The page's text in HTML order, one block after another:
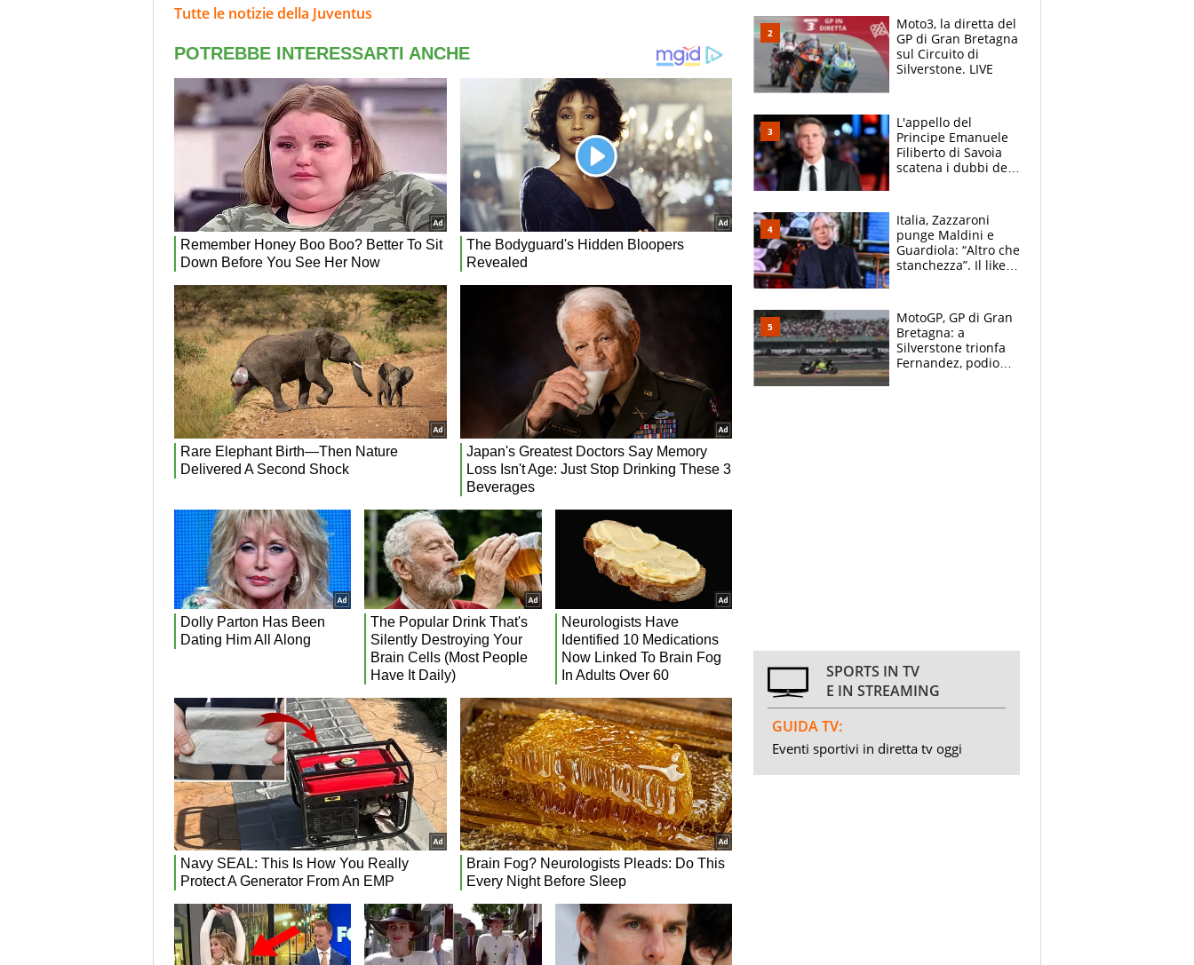
Tutte le notizie della Juventus
Moto3, la diretta del
GP di Gran Bretagna
sul Circuito di
Silverstone. LIVE
L'appello del
Principe Emanuele
Filiberto di Savoia
scatena i dubbi dei
Italia, Zazzaroni
punge Maldini e
Guardiola: “Altro che
stanchezza”. Il like
MotoGP, GP di Gran
Bretagna: a
Silverstone trionfa
Fernandez, podio
SPORTS IN TV
E IN STREAMING
GUIDA TV:
Eventi sportivi in diretta tv oggi